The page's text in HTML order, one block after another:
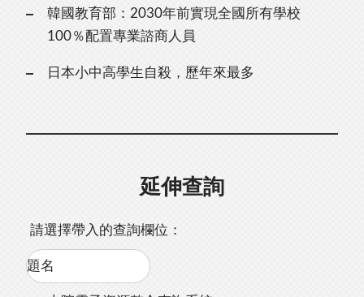
韓國教育部：2030年前實現全國所有學校
100％配置專業諮商人員
日本小中高學生自殺，歷年來最多
延伸查詢
請選擇帶入的查詢欄位：